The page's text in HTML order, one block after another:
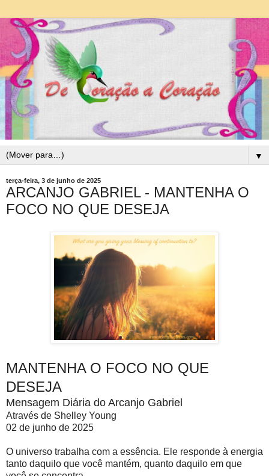
▼
terça-feira, 3 de junho de 2025
ARCANJO GABRIEL - MANTENHA O
FOCO NO QUE DESEJA
MANTENHA O FOCO NO QUE
DESEJA
Mensagem Diária do Arcanjo Gabriel
Através de Shelley Young
02 de junho de 2025
O universo trabalha com a essência. Ele responde à energia
tanto daquilo que você mantém, quanto daquilo em que